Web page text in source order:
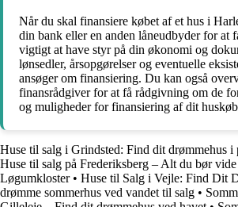
Når du skal finansiere købet af et hus i
din bank eller en anden låneudbyder for at
vigtigt at have styr på din økonomi og
lønsedler, årsopgørelser og eventuelle
ansøger om finansiering. Du kan også
finansrådgiver for at få rådgivning om de
og muligheder for finansiering af dit
Huse til salg i Grindsted: Find dit drømmehus i
Huse til salg på Frederiksberg – Alt du bør vide
Løgumkloster• Huse til Salg i Vejle: Find Dit
drømme sommerhus ved vandet til salg •